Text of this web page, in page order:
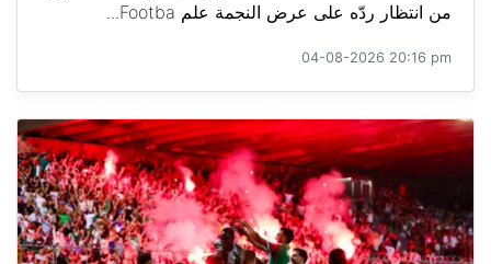
من انتظار ردّه على عرض النجمة علم Footba...
04-08-2026 20:16 pm